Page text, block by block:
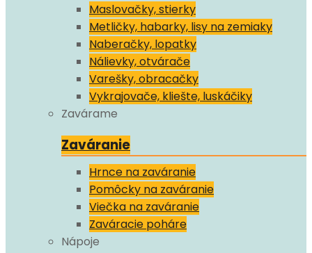
Maslovačky, stierky
Metličky, habarky, lisy na zemiaky
Naberačky, lopatky
Nálievky, otvárače
Varešky, obracačky
Vykrajovače, kliešte, luskáčiky
Zavárame
Zaváranie
Hrnce na zaváranie
Pomôcky na zaváranie
Viečka na zaváranie
Zaváracie poháre
Nápoje